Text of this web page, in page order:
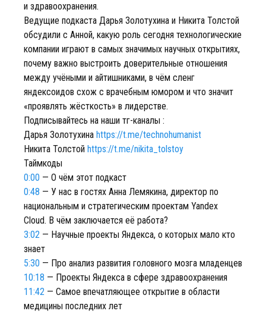
и здравоохранения.
Ведущие подкаста Дарья Золотухина и Никита Толстой
обсудили с Анной, какую роль сегодня технологические
компании играют в самых значимых научных открытиях,
почему важно выстроить доверительные отношения
между учёными и айтишниками, в чём сленг
яндексоидов схож с врачебным юмором и что значит
«проявлять жёсткость» в лидерстве.
Подписывайтесь на наши тг-каналы :
Дарья Золотухина https://t.me/technohumanist
Никита Толстой https://t.me/nikita_tolstoy
Таймкоды
0:00 — О чём этот подкаст
0:48 — У нас в гостях Анна Лемякина, директор по
национальным и стратегическим проектам Yandex
Cloud. В чём заключается её работа?
3:02 — Научные проекты Яндекса, о которых мало кто
знает
5:30 — Про анализ развития головного мозга младенцев
10:18 — Проекты Яндекса в сфере здравоохранения
11:42 — Самое впечатляющее открытие в области
медицины последних лет